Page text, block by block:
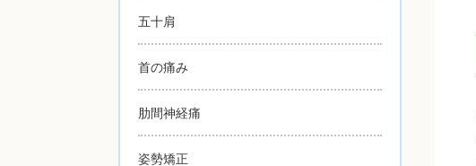
五十肩
首の痛み
肋間神経痛
姿勢矯正